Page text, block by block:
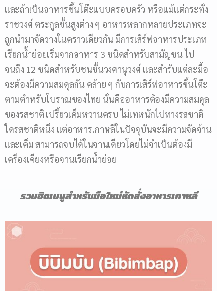
และถ้าเป็นอาหารขึ้นโต๊ะแบบครอบครัว หรือแม้แต่กระทั่ง
ราชวงศ์ ตระกูลชั้นสูงต่าง ๆ อาหารหลากหลายประเภทจะ
ถูกนำมาจัดวางในคราวเดียวกัน มีการเสิร์ฟอาหารประเภท
เรียกน้ำย่อยเริ่มจากอาหาร 3 ชนิดสำหรับสามัญชน ไป
จนถึง 12 ชนิดสำหรับชนชั้นวงศานุวงศ์ และสำรับแต่ละมื้อ
จะต้องมีความสมดุลกัน คล้าย ๆ กับการเสิร์ฟอาหารขึ้นโต๊ะ
ตามตำหรับโบราณของไทย นั่นคืออาหารต้องมีความสมดุล
ของรสชาติ เปรี้ยวเค็มหวานครบ ไม่เทหนักไปทางรสชาติ
ใดรสชาติหนึ่ง แต่อาหารเกาหลีในปัจจุบันจะมีความจัดจ้าน
และเค็ม สามารถจบได้ในจานเดียวโดยไม่จำเป็นต้องมี
เครื่องเคียงหรือจานเรียกน้ำย่อย
รวมฮิตเมนูสำหรับมือใหม่หัดสั่งอาหารเกาหลี